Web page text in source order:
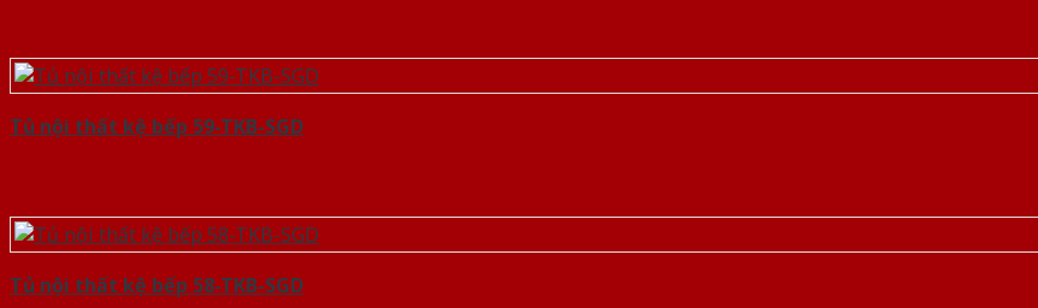
Tủ nội thất kệ bếp 59-TKB-SGD
Tủ nội thất kệ bếp 58-TKB-SGD